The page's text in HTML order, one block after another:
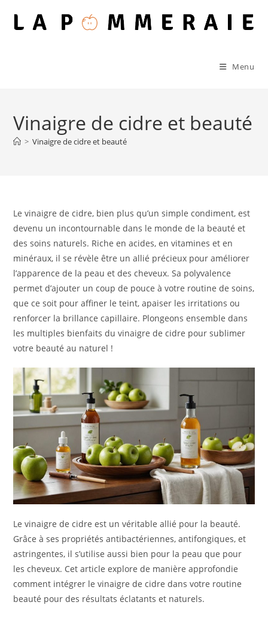
Menu
Vinaigre de cidre et beauté
> Vinaigre de cidre et beauté
Le vinaigre de cidre, bien plus qu’un simple condiment, est
devenu un incontournable dans le monde de la beauté et
des soins naturels. Riche en acides, en vitamines et en
minéraux, il se révèle être un allié précieux pour améliorer
l’apparence de la peau et des cheveux. Sa polyvalence
permet d’ajouter un coup de pouce à votre routine de soins,
que ce soit pour affiner le teint, apaiser les irritations ou
renforcer la brillance capillaire. Plongeons ensemble dans
les multiples bienfaits du vinaigre de cidre pour sublimer
votre beauté au naturel !
Le vinaigre de cidre est un véritable allié pour la beauté.
Grâce à ses propriétés antibactériennes, antifongiques, et
astringentes, il s’utilise aussi bien pour la peau que pour
les cheveux. Cet article explore de manière approfondie
comment intégrer le vinaigre de cidre dans votre routine
beauté pour des résultats éclatants et naturels.